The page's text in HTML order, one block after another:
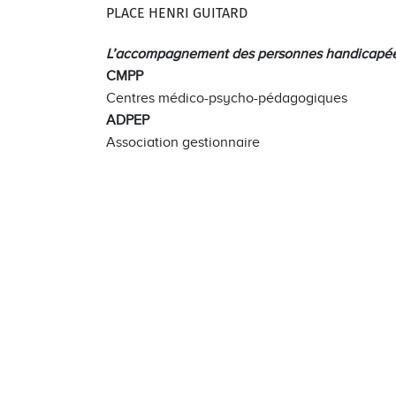
PLACE HENRI GUITARD
L’accompagnement des personnes
CMPP
Centres médico-psycho-pédagogiques
ADPEP
Association gestionnaire